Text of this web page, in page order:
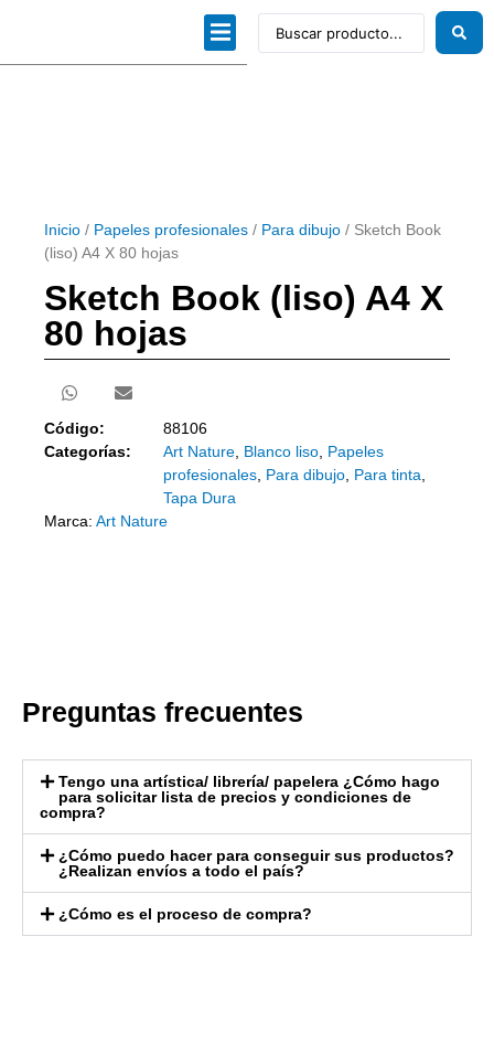
Inicio / Papeles profesionales / Para dibujo / Sketch Book
(liso) A4 X 80 hojas
Sketch Book (liso) A4 X
80 hojas
Código:
88106
Categorías:
Art Nature Blanco liso Papeles
profesionales Para dibujo Para tinta
Tapa Dura
Marca: Art Nature
Preguntas frecuentes
Tengo una artística/ librería/ papelera ¿Cómo hago
para solicitar lista de precios y condiciones de
compra?
¿Cómo puedo hacer para conseguir sus productos?
¿Realizan envíos a todo el país?
¿Cómo es el proceso de compra?